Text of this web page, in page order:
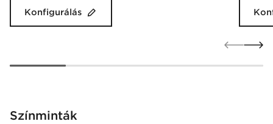
Konfigurálás
Színminták